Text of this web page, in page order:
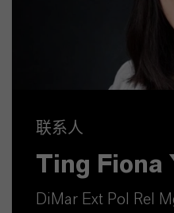
联系人
Ting Fiona
DiMar Ext Pol Rel